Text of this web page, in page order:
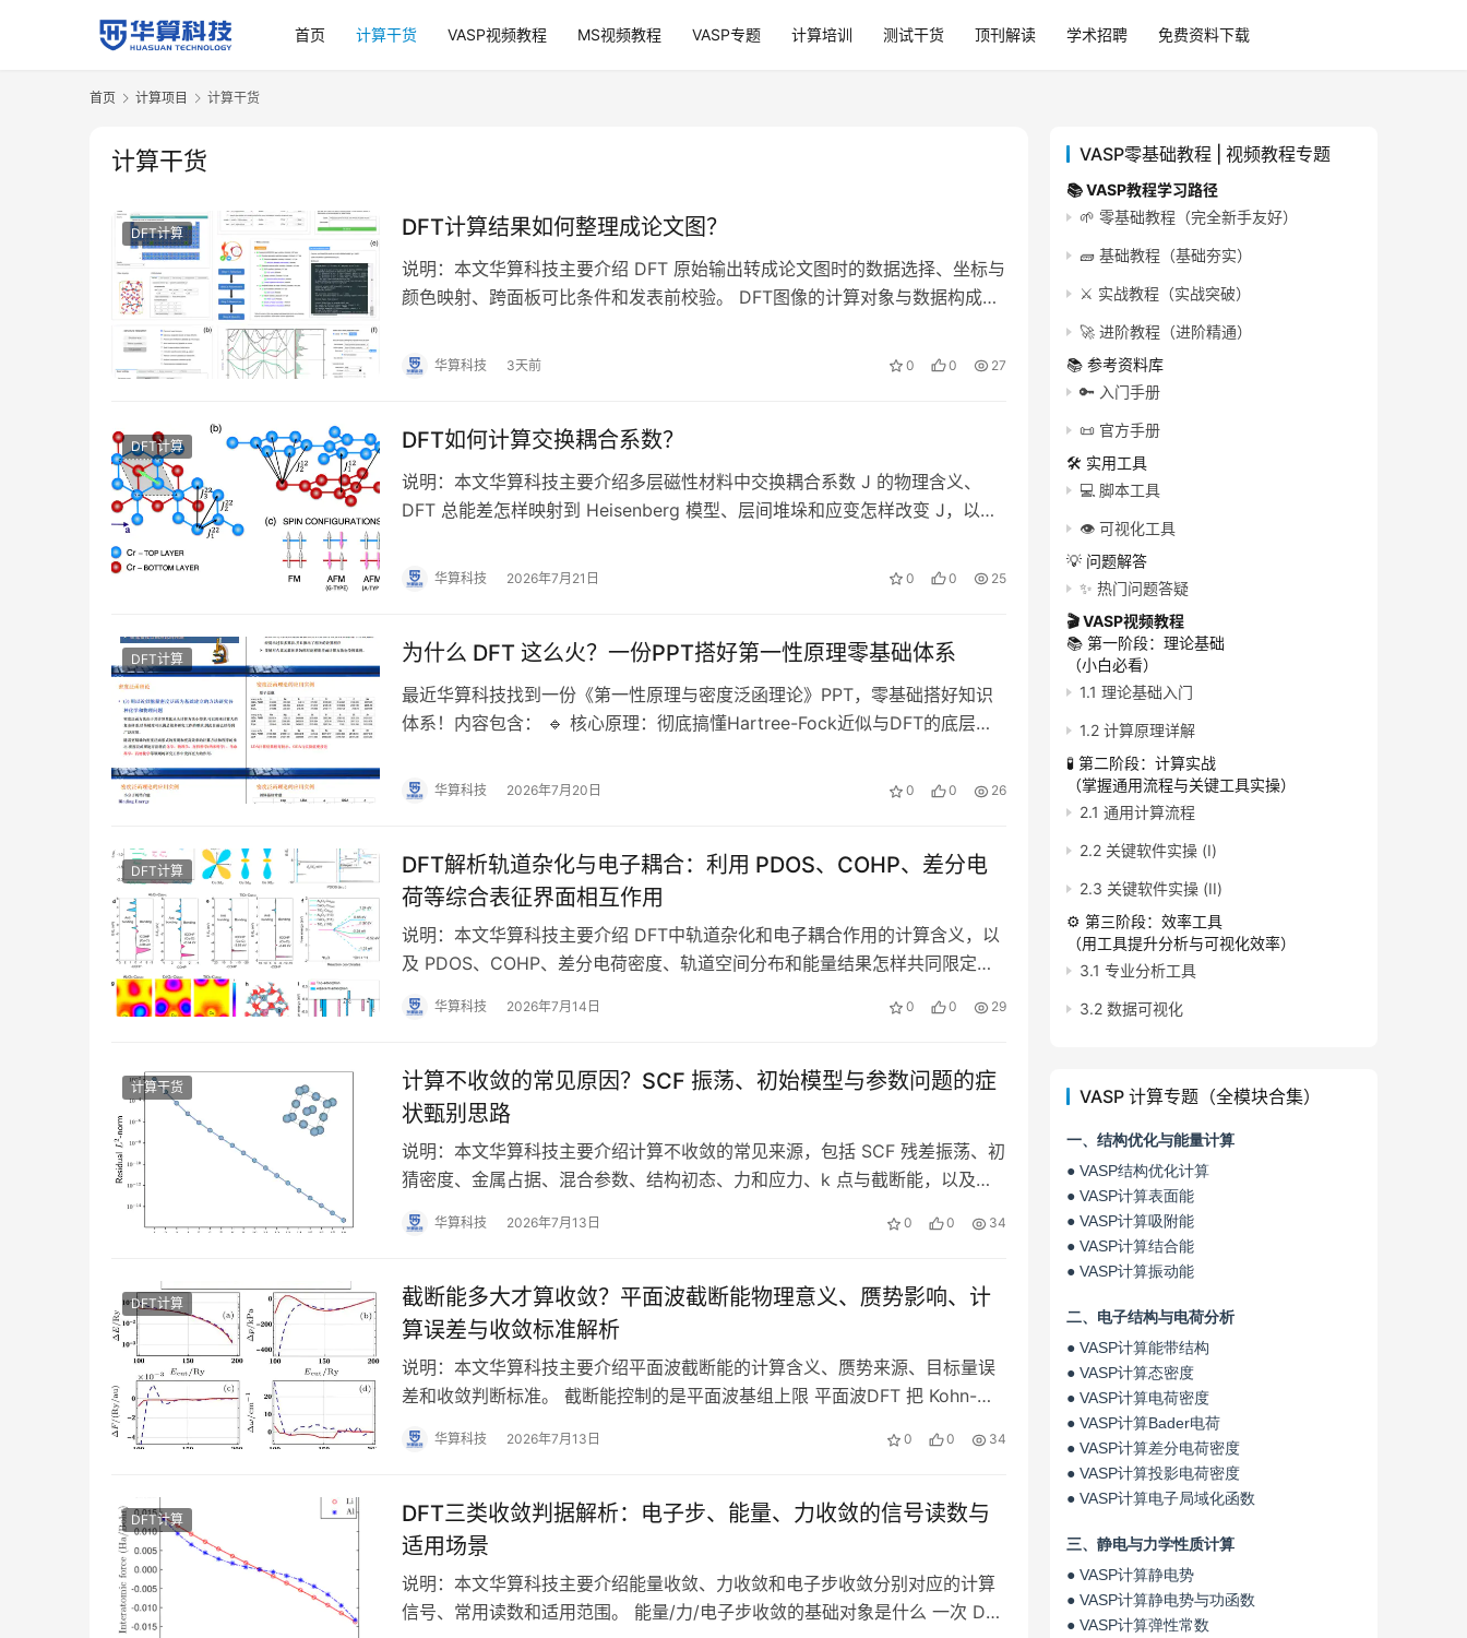
首页 计算干货 VASP视频教程 MS视频教程 VASP专题 计算培训 测试干货 顶刊解读 学术招聘 免费资料下载
首页 计算项目 计算干货
计算干货
DFT计算 DFT计算结果如何整理成论文图？
说明：本文华算科技主要介绍 DFT 原始输出转成论文图时的数据选择、坐标与
颜色映射、跨面板可比条件和发表前校验。 DFT图像的计算对象与数据构成
华算科技 3天前 0 0 27
DFT计算 DFT如何计算交换耦合系数？
说明：本文华算科技主要介绍多层磁性材料中交换耦合系数 J 的物理含义、
DFT 总能差怎样映射到 Heisenberg 模型、层间堆垛和应变怎样改变 J，以及
华算科技 2026年7月21日 0 0 25
DFT计算 为什么 DFT 这么火？一份PPT搭好第一性原理零基础体系
最近华算科技找到一份《第一性原理与密度泛函理论》PPT，零基础搭好知识
体系！内容包含： 🔹 核心原理：彻底搞懂Hartree-Fock近似与DFT的底层逻
华算科技 2026年7月20日 0 0 26
DFT计算
DFT解析轨道杂化与电子耦合：利用 PDOS、COHP、差分电
荷等综合表征界面相互作用
说明：本文华算科技主要介绍 DFT中轨道杂化和电子耦合作用的计算含义，以
及 PDOS、COHP、差分电荷密度、轨道空间分布和能量结果怎样共同限定界
华算科技 2026年7月14日 0 0 29
计算干货
计算不收敛的常见原因？SCF 振荡、初始模型与参数问题的症
状甄别思路
说明：本文华算科技主要介绍计算不收敛的常见来源，包括 SCF 残差振荡、初
猜密度、金属占据、混合参数、结构初态、力和应力、k 点与截断能，以及怎
华算科技 2026年7月13日 0 0 34
DFT计算
截断能多大才算收敛？平面波截断能物理意义、赝势影响、计
算误差与收敛标准解析
说明：本文华算科技主要介绍平面波截断能的计算含义、赝势来源、目标量误
差和收敛判断标准。 截断能控制的是平面波基组上限 平面波DFT 把 Kohn-
华算科技 2026年7月13日 0 0 34
DFT计算
DFT三类收敛判据解析：电子步、能量、力收敛的信号读数与
适用场景
说明：本文华算科技主要介绍能量收敛、力收敛和电子步收敛分别对应的计算
信号、常用读数和适用范围。 能量/力/电子步收敛的基础对象是什么 一次 DFT
VASP零基础教程 | 视频教程专题
📚 VASP教程学习路径
🌱 零基础教程（完全新手友好）
🧱 基础教程（基础夯实）
⚔️ 实战教程（实战突破）
🚀 进阶教程（进阶精通）
📚 参考资料库
🔑 入门手册
📜 官方手册
🛠️ 实用工具
💻 脚本工具
👁️ 可视化工具
💡 问题解答
✨ 热门问题答疑
🎬 VASP视频教程
📚 第一阶段：理论基础
（小白必看）
1.1 理论基础入门
1.2 计算原理详解
🧪 第二阶段：计算实战
（掌握通用流程与关键工具实操）
2.1 通用计算流程
2.2 关键软件实操 (I)
2.3 关键软件实操 (II)
⚙️ 第三阶段：效率工具
（用工具提升分析与可视化效率）
3.1 专业分析工具
3.2 数据可视化
VASP 计算专题（全模块合集）
一、结构优化与能量计算
● VASP结构优化计算
● VASP计算表面能
● VASP计算吸附能
● VASP计算结合能
● VASP计算振动能
二、电子结构与电荷分析
● VASP计算能带结构
● VASP计算态密度
● VASP计算电荷密度
● VASP计算Bader电荷
● VASP计算差分电荷密度
● VASP计算投影电荷密度
● VASP计算电子局域化函数
三、静电与力学性质计算
● VASP计算静电势
● VASP计算静电势与功函数
● VASP计算弹性常数